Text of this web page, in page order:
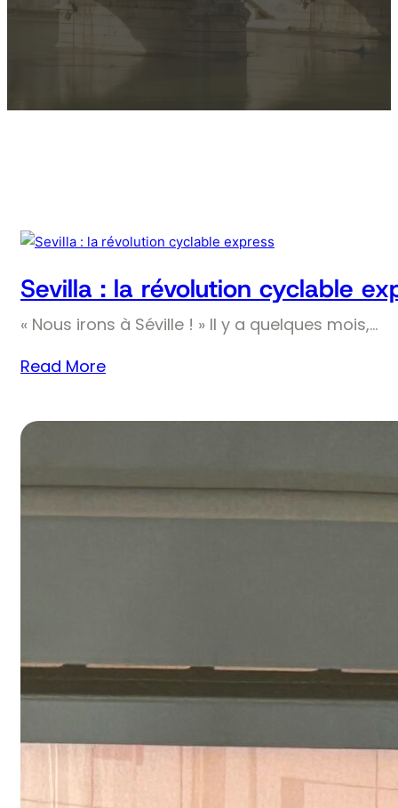
Sevilla : la révolution cyclable
« Nous irons à Séville ! » Il y a quelques mois,…
Read More